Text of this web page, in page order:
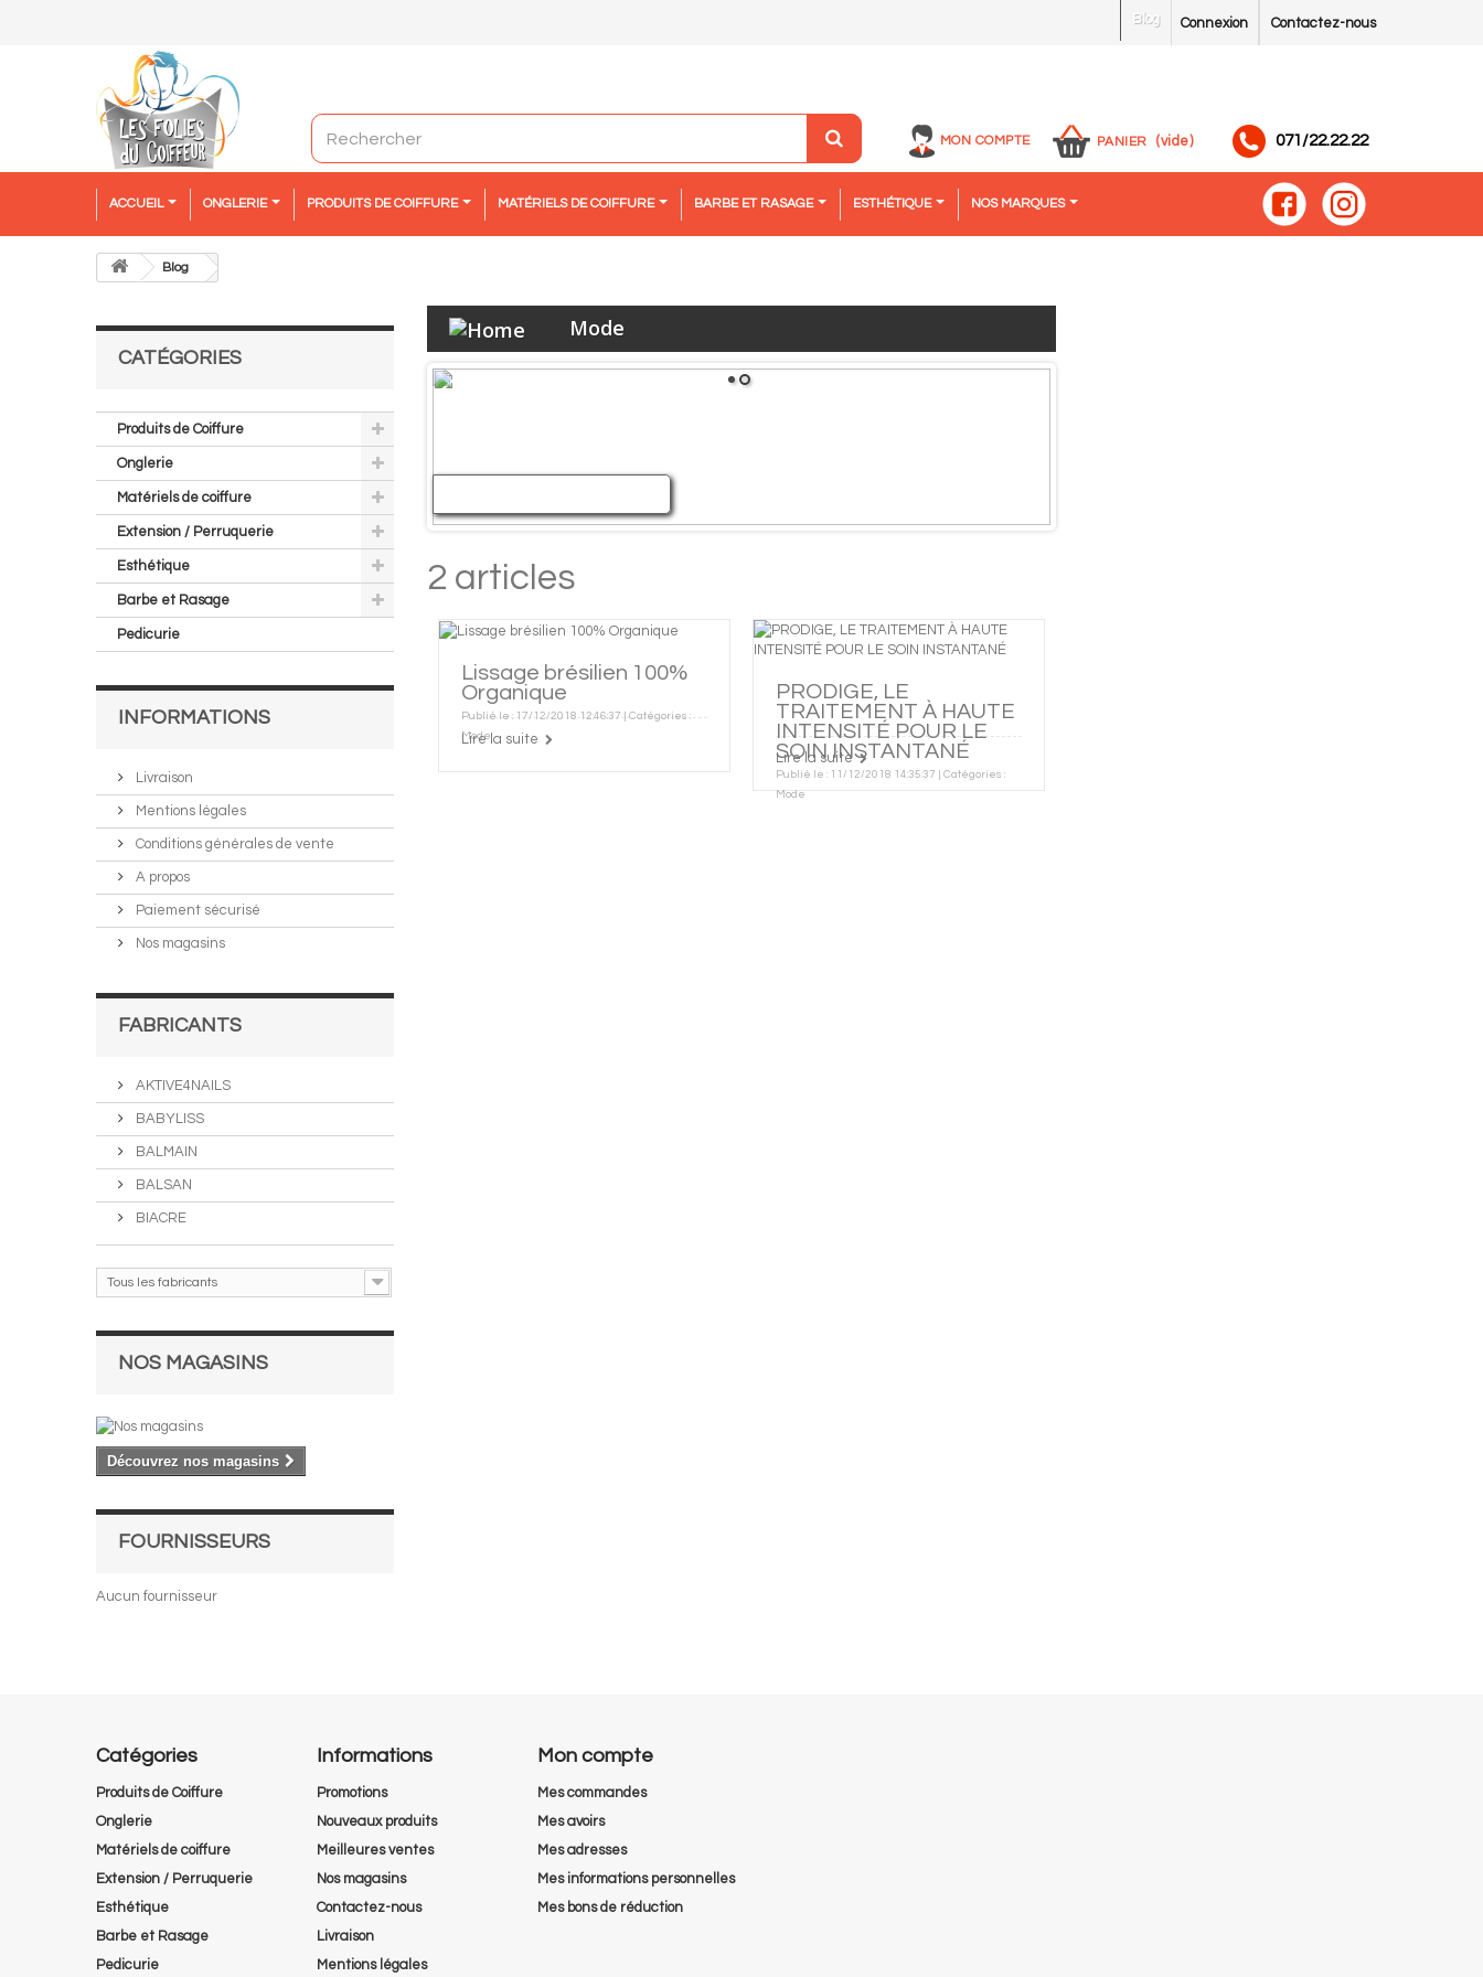
Contactez-nous
Connexion
Blog
MON COMPTE PANIER (vide) 071/22.22.22
ACCUEIL ONGLERIE PRODUITS DE COIFFURE MATÉRIELS DE COIFFURE BARBE ET RASAGE ESTHÉTIQUE NOS MARQUES
Blog
CATÉGORIES
Produits de Coiffure
Onglerie
Matériels de coiffure
Extension / Perruquerie
Esthétique
Barbe et Rasage
Pedicurie
INFORMATIONS
Livraison
Mentions légales
Conditions générales de vente
A propos
Paiement sécurisé
Nos magasins
FABRICANTS
AKTIVE4NAILS
BABYLISS
BALMAIN
BALSAN
BIACRE
Tous les fabricants
NOS MAGASINS
Découvrez nos magasins
FOURNISSEURS
Aucun fournisseur
Mode
Publié le : 17/12/2018 12:46:37 | Catégories :
Publié le : 11/12/2018 14:35:37 | Catégories :
Mode
Lire la suite
Catégories
Produits de Coiffure
Onglerie
Matériels de coiffure
Extension / Perruquerie
Esthétique
Barbe et Rasage
Pedicurie
Informations
Promotions
Nouveaux produits
Meilleures ventes
Nos magasins
Contactez-nous
Livraison
Mentions légales
Mon compte
Mes commandes
Mes avoirs
Mes adresses
Mes informations personnelles
Mes bons de réduction